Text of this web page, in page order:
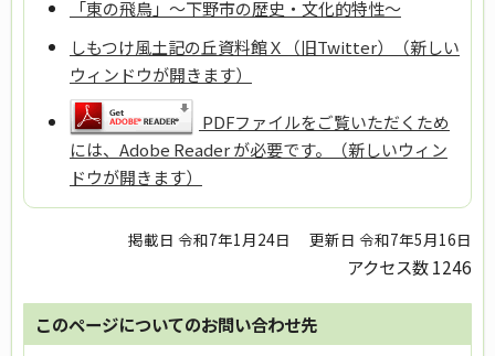
「東の飛鳥」～下野市の歴史・文化的特性～
しもつけ風土記の丘資料館Ｘ（旧Twitter）（新しい
ウィンドウが開きます）
PDFファイルをご覧いただくため
には、Adobe Reader が必要です。（新しいウィン
ドウが開きます）
掲載日 令和7年1月24日 更新日 令和7年5月16日
アクセス数1246
このページについてのお問い合わせ先